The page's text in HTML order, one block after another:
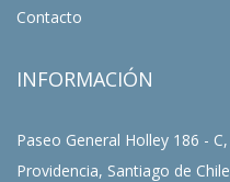
Contacto
INFORMACIÓN
Paseo General Holley 186 - C,
Providencia, Santiago de Chile